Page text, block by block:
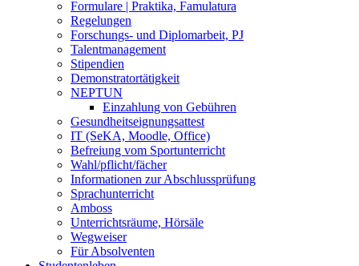
Formulare | Praktika, Famulatura
Regelungen
Forschungs- und Diplomarbeit, PJ
Talentmanagement
Stipendien
Demonstratortätigkeit
NEPTUN
Einzahlung von Gebühren
Gesundheitseignungsattest
IT (SeKA, Moodle, Office)
Befreiung vom Sportunterricht
Wahl/pflicht/fächer
Informationen zur Abschlussprüfung
Sprachunterricht
Amboss
Unterrichtsräume, Hörsäle
Wegweiser
Für Absolventen